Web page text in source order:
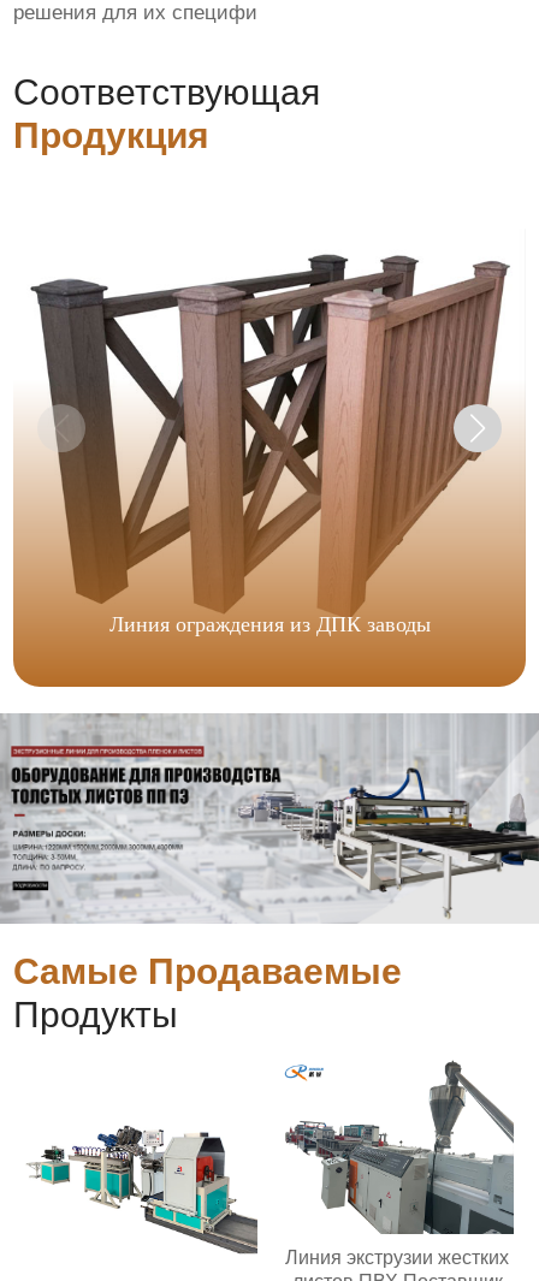
решения для их специфи
Соответствующая
Продукция
Линия ограждения из ДПК заводы
Самые Продаваемые
Продукты
Линия экструзии жестких